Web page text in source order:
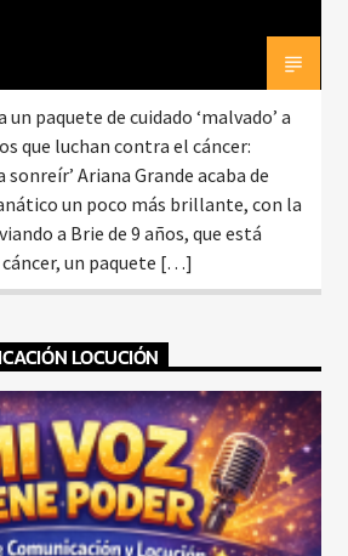
un paquete de cuidado ‘malvado’ a
que luchan contra el cáncer:
sonreír’ Ariana Grande acaba de
un poco más brillante, con la
a Brie de 9 años, que está
un paquete […]
LOCUCIÓN